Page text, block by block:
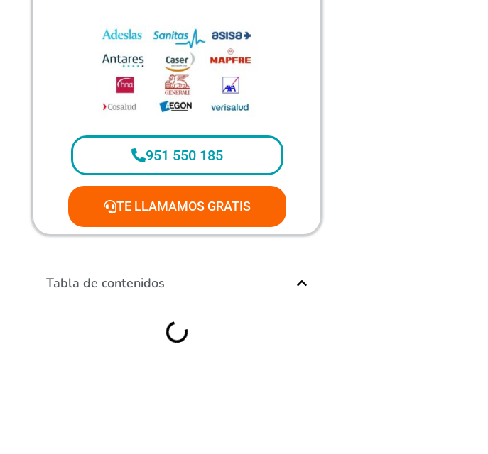
951 550 185
TE LLAMAMOS GRATIS
Tabla de contenidos